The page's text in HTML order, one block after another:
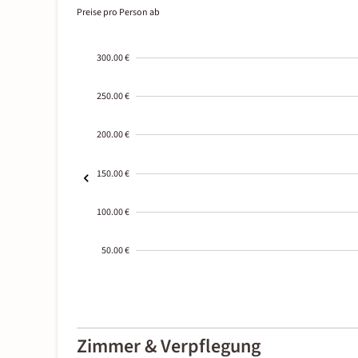
Preise pro Person ab
300.00 €
250.00 €
200.00 €
150.00 €
100.00 €
50.00 €
01-02
Zimmer & Verpflegung